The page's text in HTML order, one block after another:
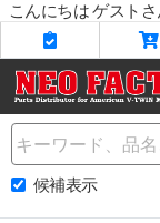
こんにちは ゲスト
Name
候補表示